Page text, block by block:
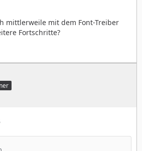
mittlerweile mit dem Font-Treiber
Fortschritte?